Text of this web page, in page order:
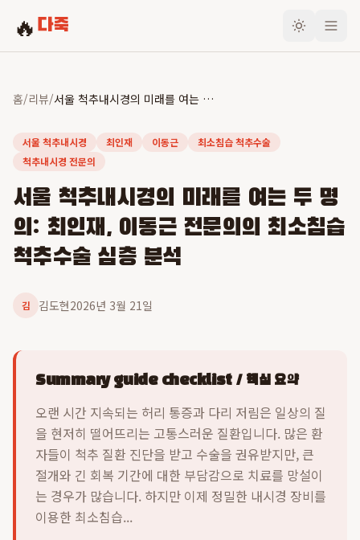
🔥 다죽
홈/리뷰/ 서울 척추내시경의 미래를 여는 두 명의: 최인재, 이동근 전문의의 최소침습 척추수술 심층 분석
서울 척추내시경 최인재 이동근
최소침습 척추수술
척추내시경 전문의
서울 척추내시경의 미래를 여는 두 명
의: 최인재, 이동근 전문의의 최소침습
척추수술 심층 분석
김 김도현2026년 3월 21일
Summary guide checklist / 핵심 요약
오랜 시간 지속되는 허리 통증과 다리 저림은 일상의 질
을 현저히 떨어뜨리는 고통스러운 질환입니다. 많은 환
자들이 척추 질환 진단을 받고 수술을 권유받지만, 큰
절개와 긴 회복 기간에 대한 부담감으로 치료를 망설이
는 경우가 많습니다. 하지만 이제 정밀한 내시경 장비를
이용한 최소침습...